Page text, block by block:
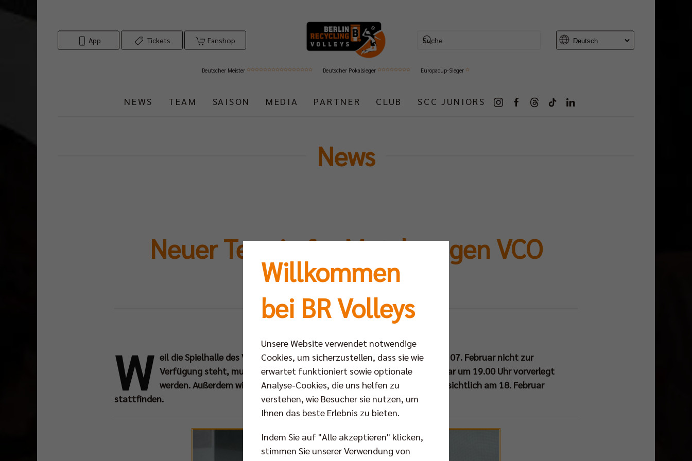
App Tickets Fanshop
Deutscher Meister Deutscher Pokalsieger Europacup-Sieger
NEWS TEAM SAISON MEDIA PARTNER CLUB SCC JUNIORS
News
Neuer Termin für Match gegen VCO
Berlin
W eil die Spielhalle des VCO Berlin für den Spieltag gegen die BR Volleys am 07. Februar nicht zur
Verfügung steht, muss das Match kurzfristig auf Freitag, den 06. Februar um 19.00 Uhr vorverlegt
werden. Außerdem wird das Auswärtsspiel beim TV Ingersoll Bühl voraussichtlich am 18. Februar
stattfinden.
Willkommen
bei BR Volleys
Unsere Website verwendet notwendige
Cookies, um sicherzustellen, dass sie wie
erwartet funktioniert sowie optionale
Analyse-Cookies, die uns helfen zu
verstehen, wie Besucher sie nutzen, um
Ihnen das beste Erlebnis zu bieten.
Indem Sie auf "Alle akzeptieren" klicken,
stimmen Sie unserer Verwendung von